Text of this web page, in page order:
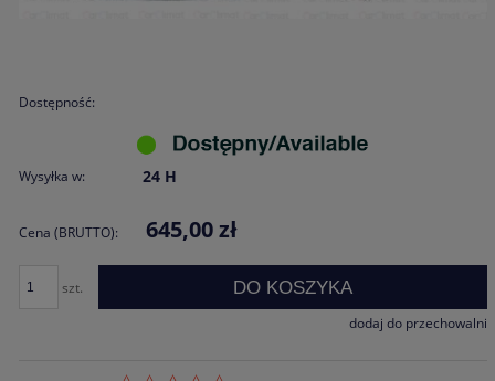
Dostępność:
Wysyłka w: 24 H
Cena (BRUTTO): 645,00 zł
szt. DO KOSZYKA
dodaj do przechowalni